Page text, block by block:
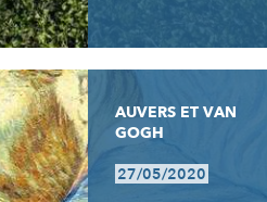
AUVERS ET VAN
GOGH
27/05/2020